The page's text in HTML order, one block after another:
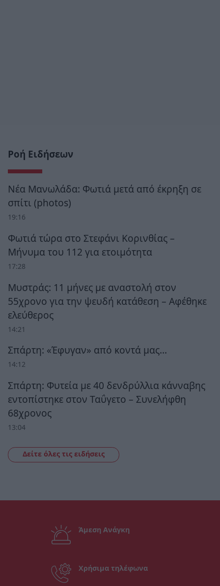
Ροή Ειδήσεων
Νέα Μανωλάδα: Φωτιά μετά από έκρηξη σε
σπίτι (photos)
19:16
Φωτιά τώρα στο Στεφάνι Κορινθίας –
Μήνυμα του 112 για ετοιμότητα
17:28
Μυστράς: 11 μήνες με αναστολή στον
55χρονο για την ψευδή κατάθεση – Αφέθηκε
ελεύθερος
14:21
Σπάρτη: «Έφυγαν» από κοντά μας…
14:12
Σπάρτη: Φυτεία με 40 δενδρύλλια κάνναβης
εντοπίστηκε στον Ταΰγετο – Συνελήφθη
68χρονος
13:04
Δείτε όλες τις ειδήσεις
Άμεση Ανάγκη
Χρήσιμα τηλέφωνα